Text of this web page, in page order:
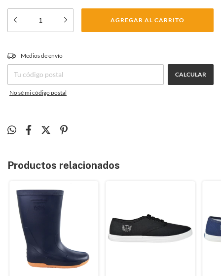
Entregas para el CP:
Medios de envío
CALCULAR
No sé mi código postal
Productos relacionados